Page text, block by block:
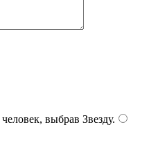
выбрав Звезду.